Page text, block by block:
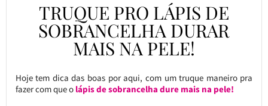
TRUQUE PRO LÁPIS DE
SOBRANCELHA DURAR
MAIS NA PELE!
Hoje tem dica das boas por aqui, com um truque maneiro pra
fazer com que o lápis de sobrancelha dure mais na pele!